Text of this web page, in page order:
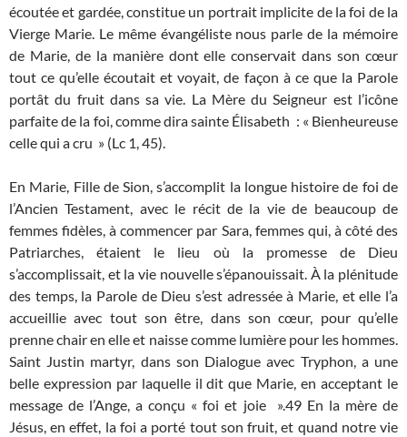
écoutée et gardée, constitue un portrait implicite de la foi de la
Vierge Marie. Le même évangéliste nous parle de la mémoire
de Marie, de la manière dont elle conservait dans son cœur
tout ce qu’elle écoutait et voyait, de façon à ce que la Parole
portât du fruit dans sa vie. La Mère du Seigneur est l’icône
parfaite de la foi, comme dira sainte Élisabeth : « Bienheureuse
celle qui a cru » (Lc 1, 45).
En Marie, Fille de Sion, s’accomplit la longue histoire de foi de
l’Ancien Testament, avec le récit de la vie de beaucoup de
femmes fidèles, à commencer par Sara, femmes qui, à côté des
Patriarches, étaient le lieu où la promesse de Dieu
s’accomplissait, et la vie nouvelle s’épanouissait. À la plénitude
des temps, la Parole de Dieu s’est adressée à Marie, et elle l’a
accueillie avec tout son être, dans son cœur, pour qu’elle
prenne chair en elle et naisse comme lumière pour les hommes.
Saint Justin martyr, dans son Dialogue avec Tryphon, a une
belle expression par laquelle il dit que Marie, en acceptant le
message de l’Ange, a conçu « foi et joie ».49 En la mère de
Jésus, en effet, la foi a porté tout son fruit, et quand notre vie